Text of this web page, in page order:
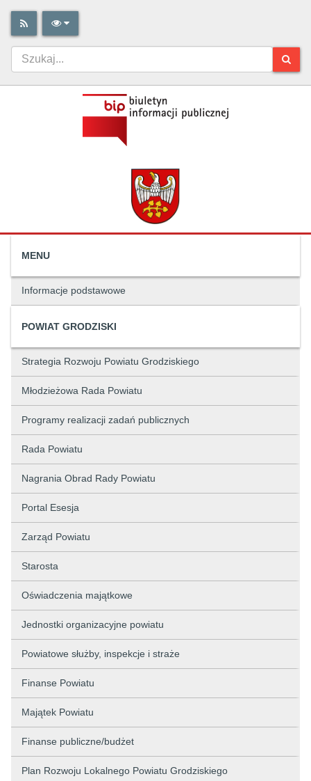
MENU
Informacje podstawowe
POWIAT GRODZISKI
Strategia Rozwoju Powiatu Grodziskiego
Młodzieżowa Rada Powiatu
Programy realizacji zadań publicznych
Rada Powiatu
Nagrania Obrad Rady Powiatu
Portal Esesja
Zarząd Powiatu
Starosta
Oświadczenia majątkowe
Jednostki organizacyjne powiatu
Powiatowe służby, inspekcje i straże
Finanse Powiatu
Majątek Powiatu
Finanse publiczne/budżet
Plan Rozwoju Lokalnego Powiatu Grodziskiego